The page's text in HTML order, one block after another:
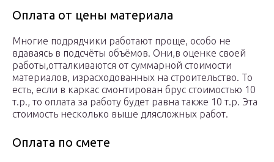
Оплата от цены материала
Многие подрядчики работают проще, особо не
вдаваясь в подсчёты объёмов. Они,в оценке своей
работы,отталкиваются от суммарной стоимости
материалов, израсходованных на строительство. То
есть, если в каркас смонтирован брус стоимостью 10
т.р., то оплата за работу будет равна также 10 т.р. Эта
стоимость несколько выше длясложных работ.
Оплата по смете